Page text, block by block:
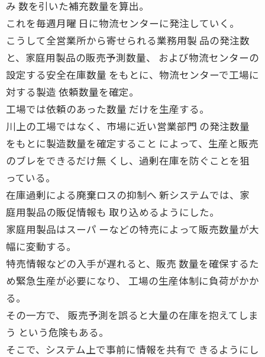
み 数を引いた補充数量を算出。
これを毎週月曜 日に物流センターに発注していく。
こうして全営業所から寄せられる業務用製 品の発注数
と、家庭用製品の販売予測数量、 および物流センターの
設定する安全在庫数量 をもとに、物流センターで工場に
対する製造 依頼数量を確定。
工場では依頼のあった数量 だけを生産する。
川上の工場ではなく、市場に近い営業部門 の発注数量
をもとに製造数量を確定すること によって、生産と販売
のブレをできるだけ無 くし、過剰在庫を防ぐことを狙
っている。
在庫過剰による廃棄ロスの抑制へ 新システムでは、家
庭用製品の販促情報も 取り込めるようにした。
家庭用製品はスーパ ーなどの特売によって販売数量が大
幅に変動する。
特売情報などの入手が遅れると、販売 数量を確保するた
め緊急生産が必要になり、 工場の生産体制に負荷がかか
る。
その一方で、 販売予測を誤ると大量の在庫を抱えてしま
う という危険もある。
そこで、システム上で事前に情報を共有で きるようにし